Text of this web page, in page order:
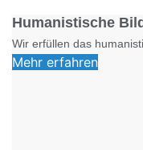
Humanistische
Wir erfüllen das
Mehr erfahren